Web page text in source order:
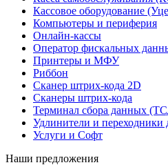
Кассовое оборудование
Компьютеры и периферия
Онлайн-кассы
Оператор фискальных
Принтеры и МФУ
Риббон
Сканер штрих-кода 2D
Сканеры штрих-кода
Терминал сбора данных
Удлинители и переходники
Услуги и Софт
Наши предложения